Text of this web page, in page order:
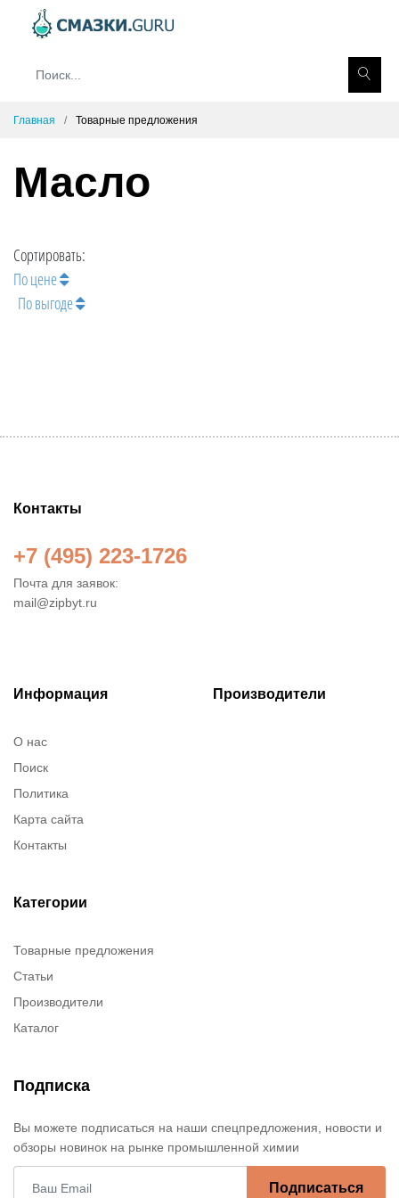
Главная Товарные предложения
Масло
Сортировать:
По цене
По выгоде
Контакты
+7 (495) 223-1726
Почта для заявок:
mail@zipbyt.ru
Информация
О нас
Поиск
Политика
Карта сайта
Контакты
Производители
Категории
Товарные предложения
Статьи
Производители
Каталог
Подписка
Вы можете подписаться на наши спецпредложения, новости и
обзоры новинок на рынке промышленной химии
Подписаться